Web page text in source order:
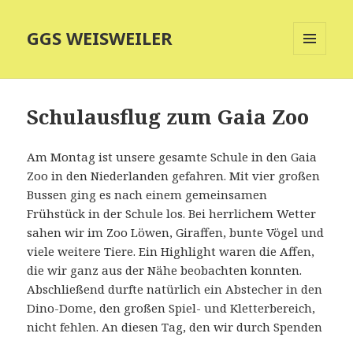
GGS WEISWEILER
Schulausflug zum Gaia Zoo
Am Montag ist unsere gesamte Schule in den Gaia
Zoo in den Niederlanden gefahren. Mit vier großen
Bussen ging es nach einem gemeinsamen
Frühstück in der Schule los. Bei herrlichem Wetter
sahen wir im Zoo Löwen, Giraffen, bunte Vögel und
viele weitere Tiere. Ein Highlight waren die Affen,
die wir ganz aus der Nähe beobachten konnten.
Abschließend durfte natürlich ein Abstecher in den
Dino-Dome, den großen Spiel- und Kletterbereich,
nicht fehlen. An diesen Tag, den wir durch Spenden